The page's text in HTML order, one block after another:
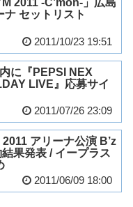
2011 -C’mon-」広島
ナ セットリスト
2011/10/23 19:51
に『PEPSI NEX
LIVE』応募サイ
2011/07/26 23:09
2011 アリーナ公演 B’z
果発表 / イープラス
2011/06/09 18:00